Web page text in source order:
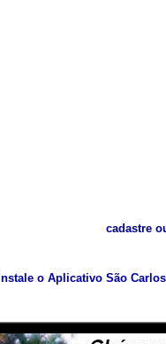
cadastre
Instale o Aplicativo São